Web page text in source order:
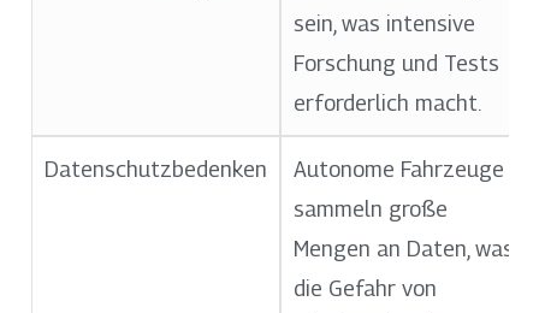
sein, was intensive
Forschung und Tests
erforderlich macht.
Datenschutzbedenken
Autonome Fahrzeuge
sammeln große
Mengen an Daten, was
die Gefahr von